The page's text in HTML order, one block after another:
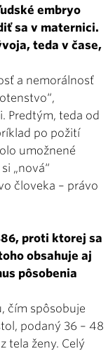
embryo
sa v maternici.
teda v čase,
a nemorálnosť
Predtým, teda od
po požití
umožnené
„nová“
človeka – právo
proti ktorej sa
obsahuje aj
pôsobenia
čím spôsobuje
podaný 36 – 48
tela ženy. Celý